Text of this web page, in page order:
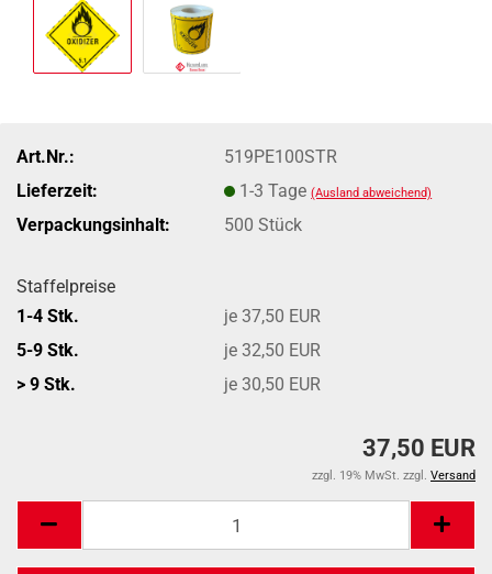
Art.Nr.:
519PE100STR
Lieferzeit:
1-3 Tage(Ausland abweichend)
Verpackungsinhalt: 500 Stück
Staffelpreise
1-4 Stk.
je 37,50 EUR
5-9 Stk.
je 32,50 EUR
> 9 Stk.
je 30,50 EUR
37,50 EUR
zzgl. 19% MwSt. zzgl. Versand